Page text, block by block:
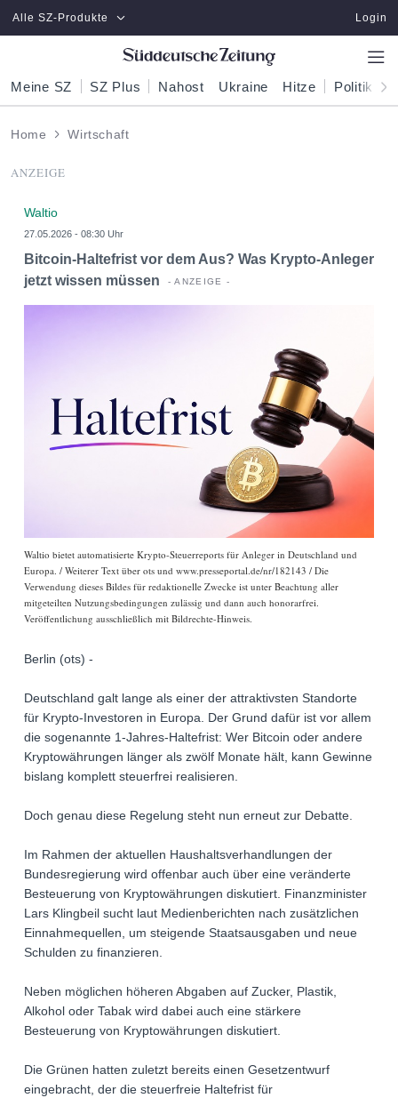
Zum Hauptinhalt springen
Alle SZ-Produkte Login
Meine SZ SZ Plus Nahost Ukraine Hitze Politik
Home Wirtschaft
ANZEIGE
Waltio
27.05.2026 - 08:30 Uhr
Bitcoin-Haltefrist vor dem Aus? Was Krypto-Anleger
jetzt wissen müssen
Waltio bietet automatisierte Krypto-Steuerreports für Anleger in Deutschland und
Europa. / Weiterer Text über ots und www.presseportal.de/nr/182143 / Die
Verwendung dieses Bildes für redaktionelle Zwecke ist unter Beachtung aller
mitgeteilten Nutzungsbedingungen zulässig und dann auch honorarfrei.
Veröffentlichung ausschließlich mit Bildrechte-Hinweis.
Berlin (ots) -
Deutschland galt lange als einer der attraktivsten Standorte
für Krypto-Investoren in Europa. Der Grund dafür ist vor allem
die sogenannte 1-Jahres-Haltefrist: Wer Bitcoin oder andere
Kryptowährungen länger als zwölf Monate hält, kann Gewinne
bislang komplett steuerfrei realisieren.
Doch genau diese Regelung steht nun erneut zur Debatte.
Im Rahmen der aktuellen Haushaltsverhandlungen der
Bundesregierung wird offenbar auch über eine veränderte
Besteuerung von Kryptowährungen diskutiert. Finanzminister
Lars Klingbeil sucht laut Medienberichten nach zusätzlichen
Einnahmequellen, um steigende Staatsausgaben und neue
Schulden zu finanzieren.
Neben möglichen höheren Abgaben auf Zucker, Plastik,
Alkohol oder Tabak wird dabei auch eine stärkere
Besteuerung von Kryptowährungen diskutiert.
Die Grünen hatten zuletzt bereits einen Gesetzentwurf
eingebracht, der die steuerfreie Haltefrist für